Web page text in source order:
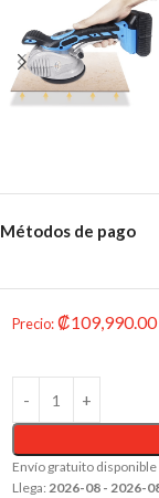
Métodos de pago
Precio:₡109,990.00
Envío gratuito
Llega: 2026-08 - 2026-